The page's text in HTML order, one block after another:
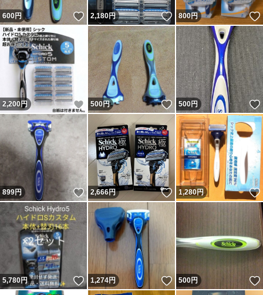
600円 いいね！
2,180円 いいね！
800円
2,200円 いいね！
500円 いいね！
500円
899円 いいね！
2,666円 いいね！
1,280円
5,780円 いいね！
1,274円 いいね！
500円